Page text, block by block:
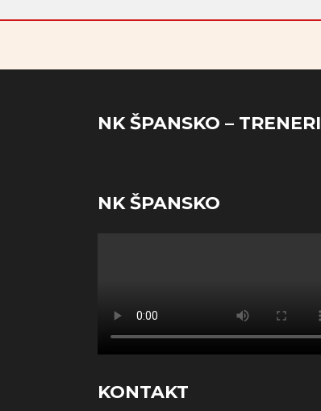
NK ŠPANSKO – TRENERI
NK ŠPANSKO
KONTAKT